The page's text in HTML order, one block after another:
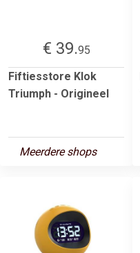
€ 39.95
Fiftiesstore Klok
Triumph - Origineel
Meerdere shops